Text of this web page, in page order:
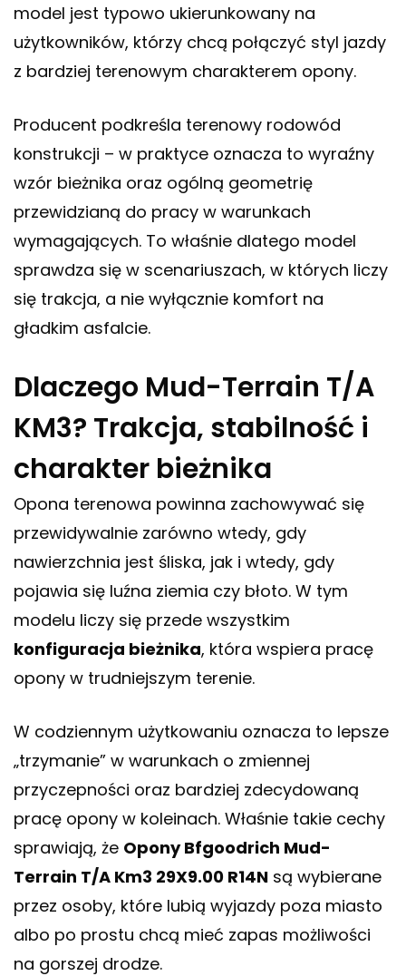
model jest typowo ukierunkowany na
użytkowników, którzy chcą połączyć styl jazdy
z bardziej terenowym charakterem opony.
Producent podkreśla terenowy rodowód
konstrukcji – w praktyce oznacza to wyraźny
wzór bieżnika oraz ogólną geometrię
przewidzianą do pracy w warunkach
wymagających. To właśnie dlatego model
sprawdza się w scenariuszach, w których liczy
się trakcja, a nie wyłącznie komfort na
gładkim asfalcie.
Dlaczego Mud-Terrain T/A
KM3? Trakcja, stabilność i
charakter bieżnika
Opona terenowa powinna zachowywać się
przewidywalnie zarówno wtedy, gdy
nawierzchnia jest śliska, jak i wtedy, gdy
pojawia się luźna ziemia czy błoto. W tym
modelu liczy się przede wszystkim
konfiguracja bieżnika, która wspiera pracę
opony w trudniejszym terenie.
W codziennym użytkowaniu oznacza to lepsze
„trzymanie” w warunkach o zmiennej
przyczepności oraz bardziej zdecydowaną
pracę opony w koleinach. Właśnie takie cechy
sprawiają, że Opony Bfgoodrich Mud-
Terrain T/A Km3 29X9.00 R14N są wybierane
przez osoby, które lubią wyjazdy poza miasto
albo po prostu chcą mieć zapas możliwości
na gorszej drodze.